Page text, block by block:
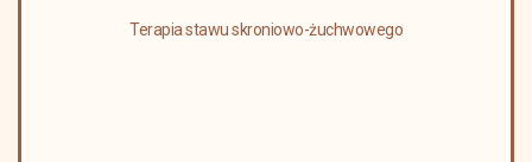
Terapia stawu skroniowo-żuchwowego